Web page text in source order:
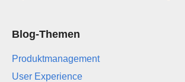
Blog-Themen
Produktmanagement
User Experience